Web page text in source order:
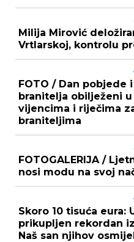
Milija Mirović
Vrtlarskoj, kontrolu
FOTO / Dan pobjede
branitelja obilježeni
vijencima i riječima
braniteljima
FOTOGALERIJA /
nosi modu na svoj
Skoro 10 tisuća eura:
prikupljen rekordan
Naš san njihov